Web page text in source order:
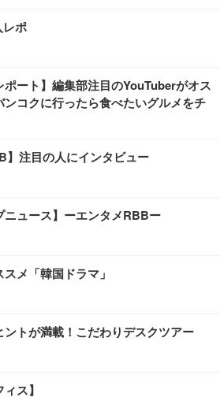
レポ
ポート】編集部注目のYouTuberがオス
ンコクに行ったら食べたいグルメをチ
】注目の人にインタビュー
ニュース】ーエンタメRBBー
メ「韓国ドラマ」
トが満載！こだわりデスクツアー
ス】